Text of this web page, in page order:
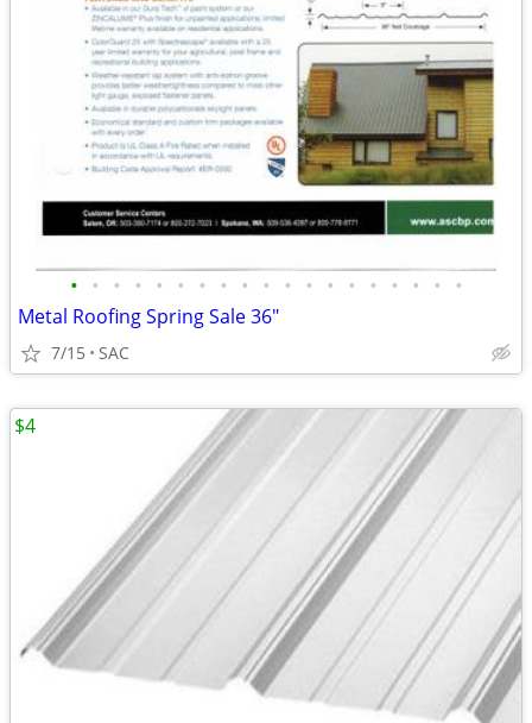
• • • • • • • • • • • • • • • • • • •
Metal Roofing Spring Sale 36"
7/15 SAC
$4